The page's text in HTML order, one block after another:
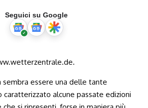
Seguici su Google
sembra essere una delle tante
caratterizzato alcune passate edizioni